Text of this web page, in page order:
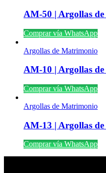
AM-50 | Argollas
Comprar vía WhatsApp
Argollas de Matrimonio
AM-10 | Argollas
Comprar vía WhatsApp
Argollas de Matrimonio
AM-13 | Argollas
Comprar vía WhatsApp